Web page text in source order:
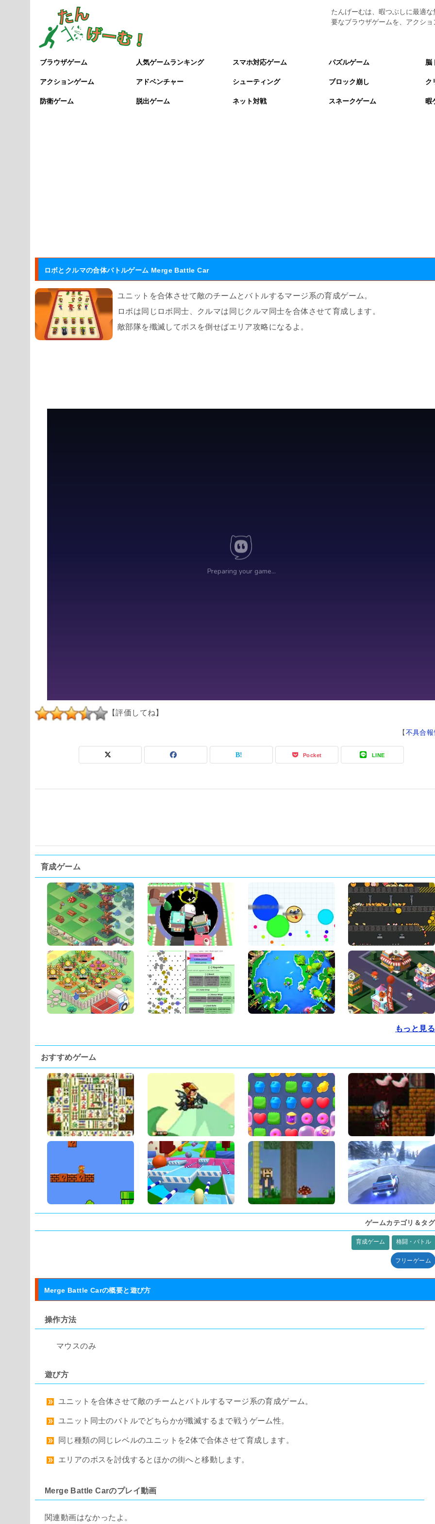
たんげーむは、暇つぶしに最適
要なブラウザゲームを、アクシ
ブラウザゲーム 人気ゲームランキング スマホ対応ゲーム パズルゲーム 脳
アクションゲーム アドベンチャー シューティング ブロック崩し ク
防衛ゲーム 脱出ゲーム ネット対戦 スネークゲーム 暇
ロボとクルマの合体バトルゲーム Merge Battle Car
ユニットを合体させて敵のチームとバトルするマージ系の育成ゲーム。
ロボは同じロボ同士、クルマは同じクルマ同士を合体させて育成します。
敵部隊を殲滅してボスを倒せばエリア攻略になるよ。
【評価してね】
【不具合報
Pocket LINE
育成ゲーム
もっと見る
おすすめゲーム
ゲームカテゴリ＆タグ
育成ゲーム 格闘・バトル
フリーゲーム
Merge Battle Carの概要と遊び方
操作方法
マウスのみ
遊び方
ユニットを合体させて敵のチームとバトルするマージ系の育成ゲーム。
ユニット同士のバトルでどちらかが殲滅するまで戦うゲーム性。
同じ種類の同じレベルのユニットを2体で合体させて育成します。
エリアのボスを討伐するとほかの街へと移動します。
Merge Battle Carのプレイ動画
関連動画はなかったよ。